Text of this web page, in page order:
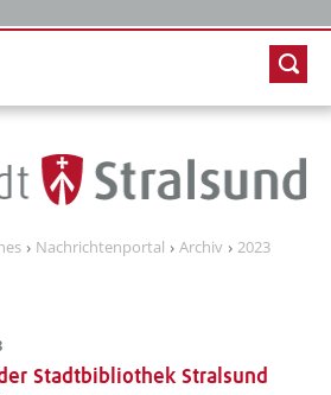
Nachrichtenportal Archiv
2023
Stadtbibliothek Stralsund